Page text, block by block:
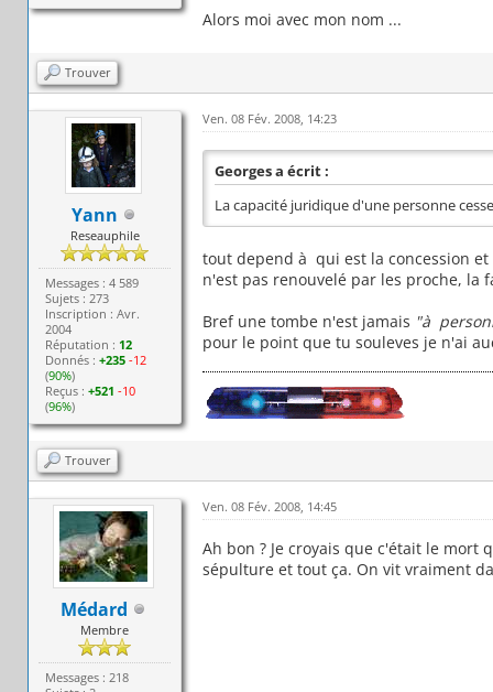
Alors moi avec mon nom ...
Trouver
Yann
Reseauphile
Messages : 4 589
Sujets : 273
Inscription : Avr.
2004
Réputation : 12
Donnés :+235 -12
(90%)
Reçus :+521 -10
(96%)
Ven. 08 Fév. 2008, 14:23
Georges a écrit :
La capacité juridique d'une personne
tout depend à qui est la concession
n'est pas renouvelé par les proche, la
Bref une tombe n'est jamais "à
pour le point que tu souleves je n'ai
Trouver
Médard
Membre
Messages : 218
Ven. 08 Fév. 2008, 14:45
Ah bon ? Je croyais que c'était le
sépulture et tout ça. On vit vraiment